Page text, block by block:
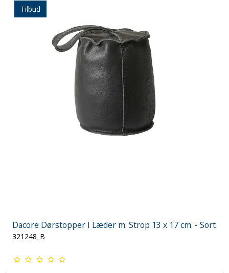
Tilbud
Dacore Dørstopper I Læder m. Strop 13 x 17 cm. - Sort
321248_B